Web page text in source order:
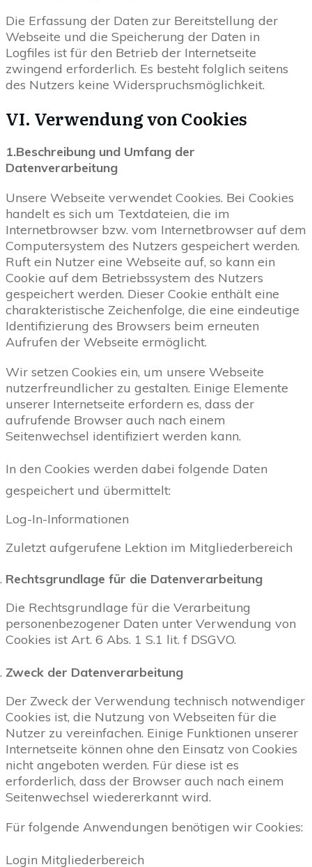
Die Erfassung der Daten zur Bereitstellung der
Webseite und die Speicherung der Daten in
Logfiles ist für den Betrieb der Internetseite
zwingend erforderlich. Es besteht folglich seitens
des Nutzers keine Widerspruchsmöglichkeit.
VI. Verwendung von Cookies
1.Beschreibung und Umfang der
Datenverarbeitung
Unsere Webseite verwendet Cookies. Bei Cookies
handelt es sich um Textdateien, die im
Internetbrowser bzw. vom Internetbrowser auf dem
Computersystem des Nutzers gespeichert werden.
Ruft ein Nutzer eine Webseite auf, so kann ein
Cookie auf dem Betriebssystem des Nutzers
gespeichert werden. Dieser Cookie enthält eine
charakteristische Zeichenfolge, die eine eindeutige
Identifizierung des Browsers beim erneuten
Aufrufen der Webseite ermöglicht.
Wir setzen Cookies ein, um unsere Webseite
nutzerfreundlicher zu gestalten. Einige Elemente
unserer Internetseite erfordern es, dass der
aufrufende Browser auch nach einem
Seitenwechsel identifiziert werden kann.
In den Cookies werden dabei folgende Daten
gespeichert und übermittelt:
Log-In-Informationen
Zuletzt aufgerufene Lektion im Mitgliederbereich
Rechtsgrundlage für die Datenverarbeitung
Die Rechtsgrundlage für die Verarbeitung
personenbezogener Daten unter Verwendung von
Cookies ist Art. 6 Abs. 1 S.1 lit. f DSGVO.
Zweck der Datenverarbeitung
Der Zweck der Verwendung technisch notwendiger
Cookies ist, die Nutzung von Webseiten für die
Nutzer zu vereinfachen. Einige Funktionen unserer
Internetseite können ohne den Einsatz von Cookies
nicht angeboten werden. Für diese ist es
erforderlich, dass der Browser auch nach einem
Seitenwechsel wiedererkannt wird.
Für folgende Anwendungen benötigen wir Cookies:
Login Mitgliederbereich